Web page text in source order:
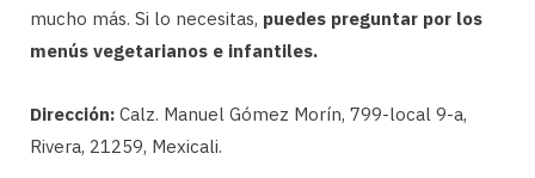
mucho más. Si lo necesitas, puedes preguntar por los
menús vegetarianos e infantiles.
Dirección: Calz. Manuel Gómez Morín, 799-local 9-a,
Rivera, 21259, Mexicali.